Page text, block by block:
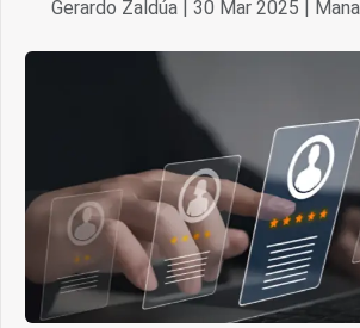
Gerardo Zaldúa | 30 Mar 2025 |